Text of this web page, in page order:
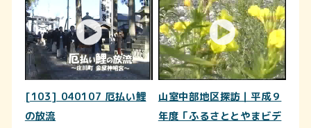
[103] 040107 厄払い鯉
の放流
山室中部地区探訪｜平成９
年度「ふるさととやまビデ